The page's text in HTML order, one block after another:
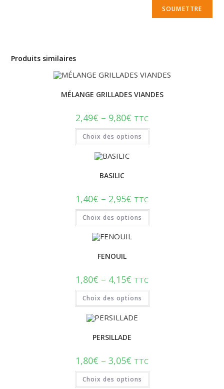
Produits similaires
MÉLANGE GRILLADES VIANDES
2,49€ – 9,80€ TTC
Choix des options
BASILIC
1,40€ – 2,95€ TTC
Choix des options
FENOUIL
1,80€ – 4,15€ TTC
Choix des options
PERSILLADE
1,80€ – 3,05€ TTC
Choix des options